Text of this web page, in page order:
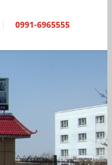
0991-6965555